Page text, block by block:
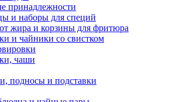
принадлежности
и наборы для специй
жира и корзины для фритюра
и чайники со свистком
чаши
подносы и подставки